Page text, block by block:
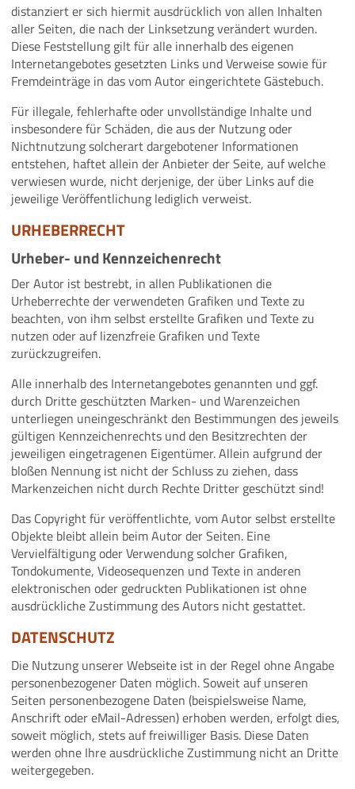
distanziert er sich hiermit ausdrücklich von allen Inhalten
aller Seiten, die nach der Linksetzung verändert wurden.
Diese Feststellung gilt für alle innerhalb des eigenen
Internetangebotes gesetzten Links und Verweise sowie für
Fremdeinträge in das vom Autor eingerichtete Gästebuch.
Für illegale, fehlerhafte oder unvollständige Inhalte und
insbesondere für Schäden, die aus der Nutzung oder
Nichtnutzung solcherart dargebotener Informationen
entstehen, haftet allein der Anbieter der Seite, auf welche
verwiesen wurde, nicht derjenige, der über Links auf die
jeweilige Veröffentlichung lediglich verweist.
URHEBERRECHT
Urheber- und Kennzeichenrecht
Der Autor ist bestrebt, in allen Publikationen die
Urheberrechte der verwendeten Grafiken und Texte zu
beachten, von ihm selbst erstellte Grafiken und Texte zu
nutzen oder auf lizenzfreie Grafiken und Texte
zurückzugreifen.
Alle innerhalb des Internetangebotes genannten und ggf.
durch Dritte geschützten Marken- und Warenzeichen
unterliegen uneingeschränkt den Bestimmungen des jeweils
gültigen Kennzeichenrechts und den Besitzrechten der
jeweiligen eingetragenen Eigentümer. Allein aufgrund der
bloßen Nennung ist nicht der Schluss zu ziehen, dass
Markenzeichen nicht durch Rechte Dritter geschützt sind!
Das Copyright für veröffentlichte, vom Autor selbst erstellte
Objekte bleibt allein beim Autor der Seiten. Eine
Vervielfältigung oder Verwendung solcher Grafiken,
Tondokumente, Videosequenzen und Texte in anderen
elektronischen oder gedruckten Publikationen ist ohne
ausdrückliche Zustimmung des Autors nicht gestattet.
DATENSCHUTZ
Die Nutzung unserer Webseite ist in der Regel ohne Angabe
personenbezogener Daten möglich. Soweit auf unseren
Seiten personenbezogene Daten (beispielsweise Name,
Anschrift oder eMail-Adressen) erhoben werden, erfolgt dies,
soweit möglich, stets auf freiwilliger Basis. Diese Daten
werden ohne Ihre ausdrückliche Zustimmung nicht an Dritte
weitergegeben.